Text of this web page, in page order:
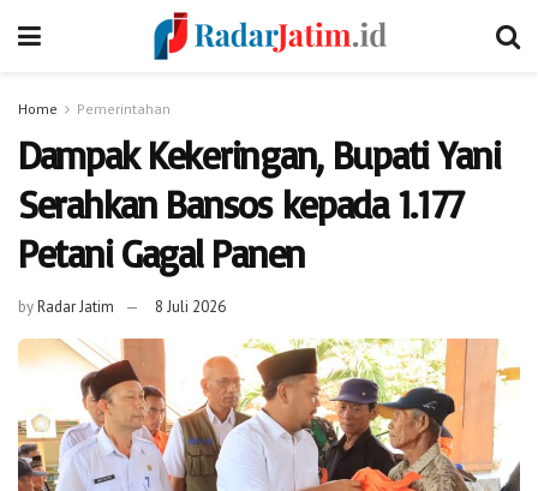
Home Pemerintahan
Dampak Kekeringan, Bupati Yani
Serahkan Bansos kepada 1.177
Petani Gagal Panen
byRadar Jatim 8 Juli 2026